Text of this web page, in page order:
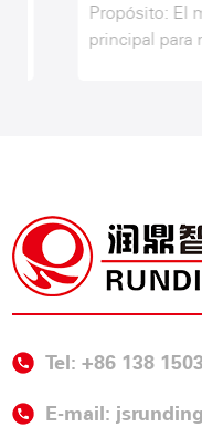
Propósito: El
principal para
Tel: +86 138
E-mail: